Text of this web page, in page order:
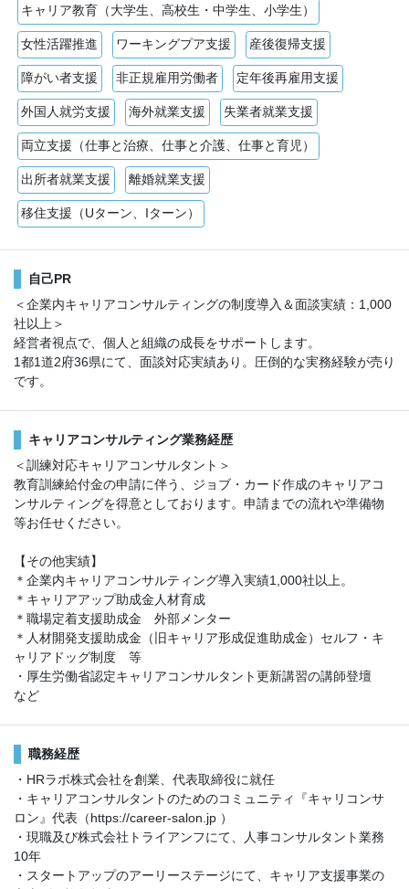
キャリア教育（大学生、高校生・中学生、小学生）
女性活躍推進 ワーキングプア支援 産後復帰支援
障がい者支援 非正規雇用労働者 定年後再雇用支援
外国人就労支援 海外就業支援 失業者就業支援
両立支援（仕事と治療、仕事と介護、仕事と育児）
出所者就業支援 離婚就業支援
移住支援（Uターン、Iターン）
自己PR
＜企業内キャリアコンサルティングの制度導入＆面談実績：1,000
社以上＞
経営者視点で、個人と組織の成長をサポートします。
1都1道2府36県にて、面談対応実績あり。圧倒的な実務経験が売り
です。
キャリアコンサルティング業務経歴
＜訓練対応キャリアコンサルタント＞
教育訓練給付金の申請に伴う、ジョブ・カード作成のキャリアコ
ンサルティングを得意としております。申請までの流れや準備物
等お任せください。
【その他実績】
＊企業内キャリアコンサルティング導入実績1,000社以上。
＊キャリアアップ助成金人材育成
＊職場定着支援助成金 外部メンター
＊人材開発支援助成金（旧キャリア形成促進助成金）セルフ・キ
ャリアドッグ制度 等
・厚生労働省認定キャリアコンサルタント更新講習の講師登壇
など
職務経歴
・HRラボ株式会社を創業、代表取締役に就任
・キャリアコンサルタントのためのコミュニティ『キャリコンサ
ロン』代表（https://career-salon.jp ）
・現職及び株式会社トライアンフにて、人事コンサルタント業務
10年
・スタートアップのアーリーステージにて、キャリア支援事業の